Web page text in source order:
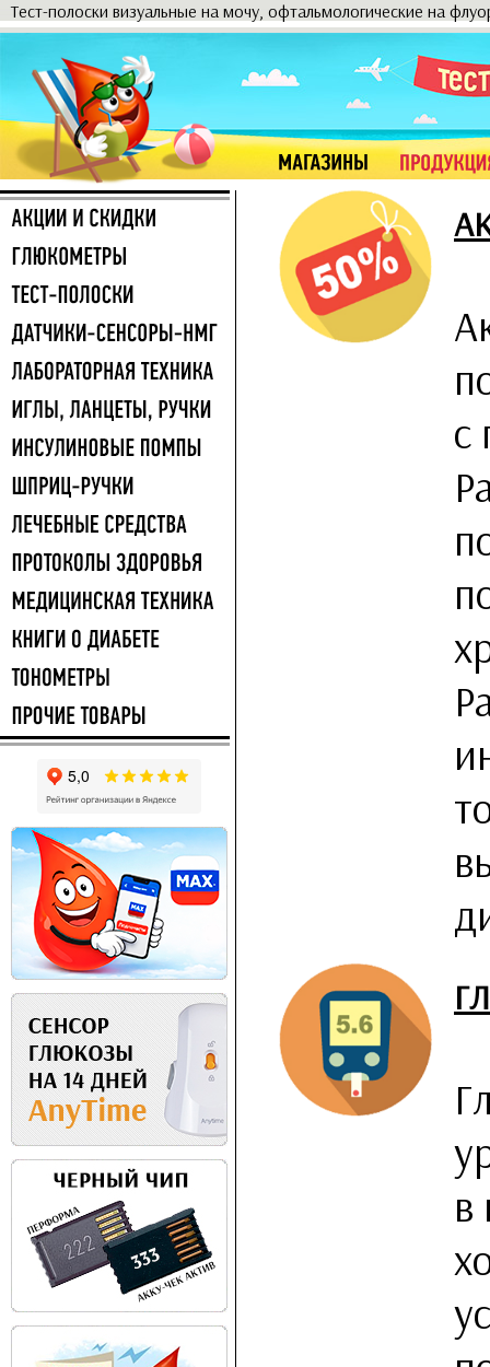
Тест-полоски визуальные на мочу, офтальмологические на
с
в